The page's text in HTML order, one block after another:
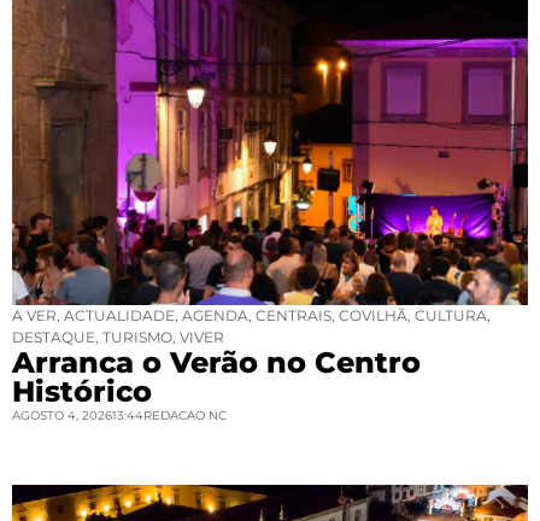
A VER ACTUALIDADE AGENDA CENTRAIS COVILHÃ CULTURA
DESTAQUE TURISMO VIVER
Arranca o Verão no Centro
Histórico
AGOSTO 4, 202613:44REDACAO NC